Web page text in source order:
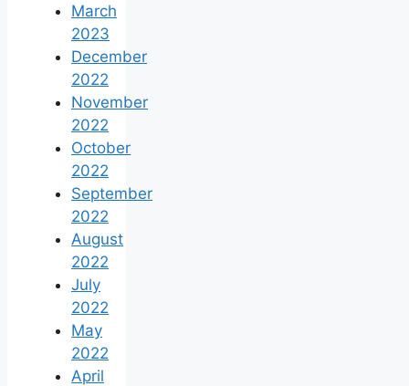
March
2023
December
2022
November
2022
October
2022
September
2022
August
2022
July
2022
May
2022
April